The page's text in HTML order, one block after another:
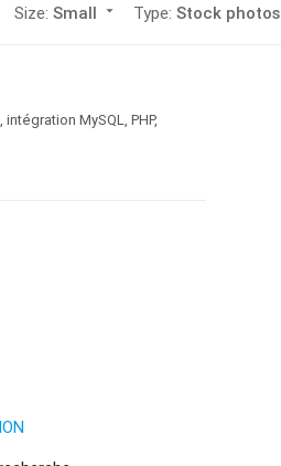
Size: Small arrow_drop_down Type: Stock photos
MySQL, PHP,